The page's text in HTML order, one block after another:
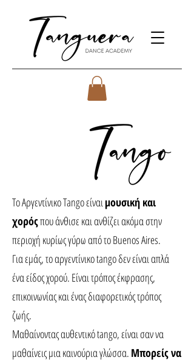
Το Αργεντίνικο Tango είναιμουσική και
χορόςπου άνθισε και ανθίζει ακόμα στην
περιοχή κυρίως γύρω από το Buenos Aires.
Για εμάς, το αργεντίνικο tango δεν είναι απλά
ένα είδος χορού. Είναι τρόπος έκφρασης,
επικοινωνίας και ένας διαφορετικός τρόπος
ζωής.
Μαθαίνοντας αυθεντικό tango, είναι σαν να
μαθαίνεις μια καινούρια γλώσσα. Μπορείς να